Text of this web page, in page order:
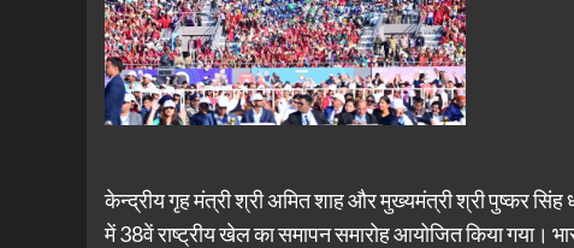
केन्द्रीय गृह मंत्री श्री अमित शाह और मुख्यमंत्री श्री पुष्कर सिंह
में 38वें राष्ट्रीय खेल का समापन समारोह आयोजित किया गया।